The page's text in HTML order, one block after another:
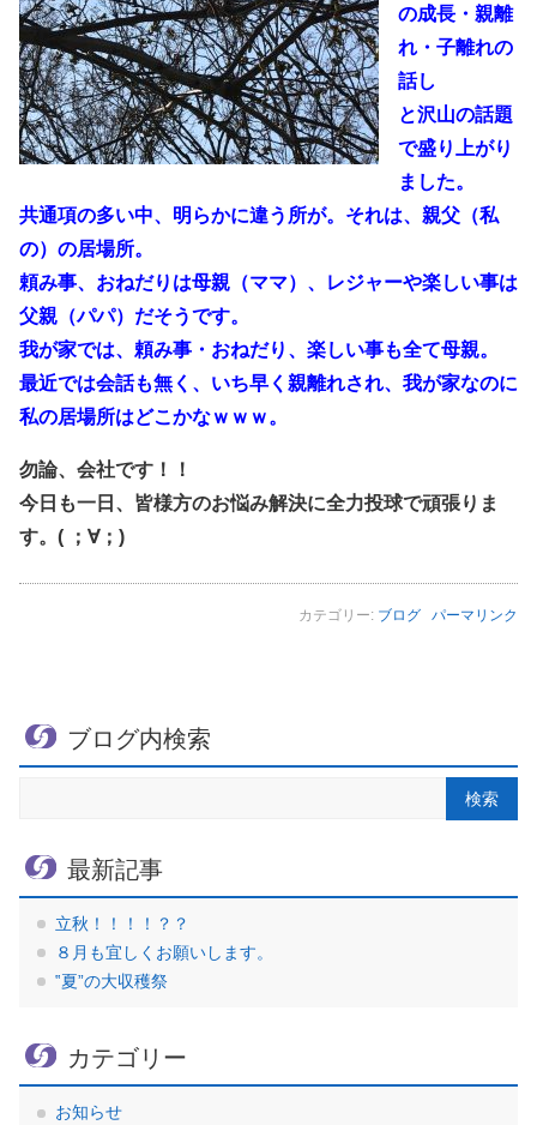
の成長・ 親離
れ・子離れの
話し
と沢山の話題
で盛り上がり
ました。
共通項の多い中、明らかに違う所が。それは、親父（私
の）の居場所。
頼み事、おねだりは母親（ママ）、レジャーや楽しい事は
父親（パパ）だそうです。
我が家では、頼み事・おねだり、楽しい事も全て母親。
最近では会話も無く、いち早く親離れされ、我が家なのに
私の居場所はどこかなｗｗｗ。
勿論、会社です！！
今日も一日、皆様方のお悩み解決に全力投球で頑張りま
す。( ；∀；)
カテゴリー: ブログ パーマリンク
ブログ内検索
最新記事
立秋！！！！？？
８月も宜しくお願いします。
‟夏”の大収穫祭
カテゴリー
お知らせ